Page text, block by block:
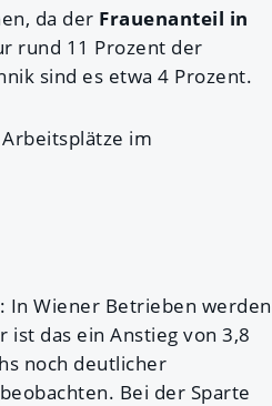
da der Frauenanteil in
rund 11 Prozent der
sind es etwa 4 Prozent.
im
: In Wiener Betrieben werden
das ein Anstieg von 3,8
noch deutlicher
Bei der Sparte